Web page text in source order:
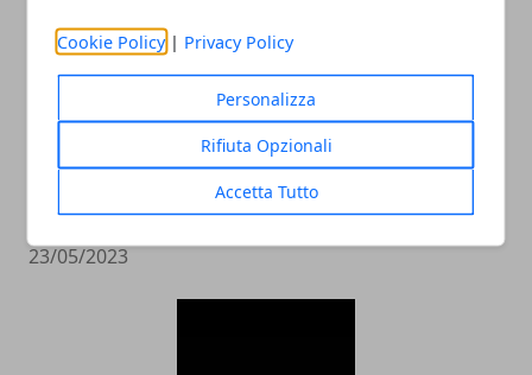
Cookie Policy | Privacy Policy
Personalizza
Rifiuta Opzionali
Accetta Tutto
Valutazione orologi Rolex online, come
scegliere il miglior compro Rolex online
23/05/2023